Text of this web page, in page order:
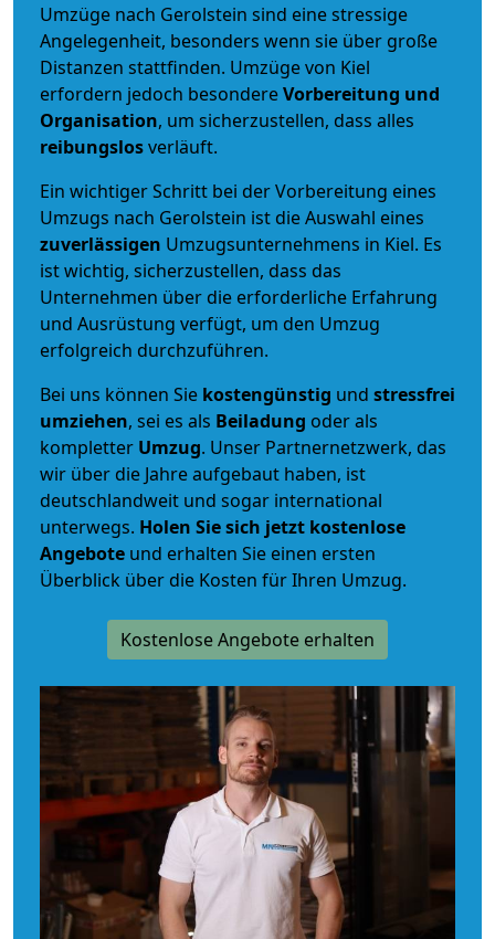
Umzüge nach Gerolstein sind eine stressige
Angelegenheit, besonders wenn sie über große
Distanzen stattfinden. Umzüge von Kiel
erfordern jedoch besondereVorbereitung und
Organisation, um sicherzustellen, dass alles
reibungslosverläuft.
Ein wichtiger Schritt bei der Vorbereitung eines
Umzugs nach Gerolstein ist die Auswahl eines
zuverlässigen Umzugsunternehmens in Kiel. Es
ist wichtig, sicherzustellen, dass das
Unternehmen über die erforderliche Erfahrung
und Ausrüstung verfügt, um den Umzug
erfolgreich durchzuführen.
Bei uns können Sie kostengünstig und stressfrei
umziehen, sei es als Beiladung oder als
kompletter Umzug. Unser Partnernetzwerk, das
wir über die Jahre aufgebaut haben, ist
deutschlandweit und sogar international
unterwegs. Holen Sie sich jetzt kostenlose
Angebote und erhalten Sie einen ersten
Überblick über die Kosten für Ihren Umzug.
Kostenlose Angebote erhalten